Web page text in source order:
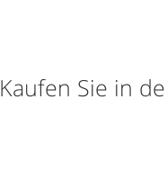
Kaufen Sie in